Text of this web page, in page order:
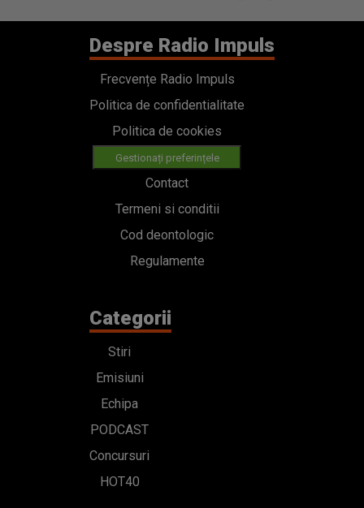
Despre Radio Impuls
Frecvențe Radio Impuls
Politica de confidentialitate
Politica de cookies
Gestionați preferințele
Contact
Termeni si conditii
Cod deontologic
Regulamente
Categorii
Stiri
Emisiuni
Echipa
PODCAST
Concursuri
HOT40